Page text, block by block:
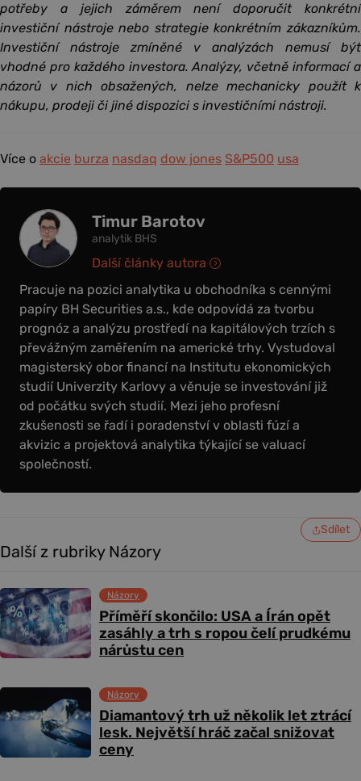
potřeby a jejich záměrem není doporučit konkrétní
investiční nástroje nebo strategie konkrétním zákazníkům.
Investiční nástroje zmíněné v analýzách nemusí být
vhodné pro každého investora. Analýzy, včetně informací a
názorů v nich obsažených, nelze mechanicky použít k
nákupu, prodeji či jiné dispozici s investičními nástroji.
Více o akcie burza nasdaq dow jones S&P500 usa
Timur Barotov
analytik BHS
Pracuje na pozici analytika u obchodníka s cennými
papíry BH Securities a.s., kde odpovídá za tvorbu
prognóz a analýzu prostředí na kapitálových trzích s
převážným zaměřením na americké trhy. Vystudoval
magisterský obor financí na Institutu ekonomických
studií Univerzity Karlovy a věnuje se investování již
od počátku svých studií. Mezi jeho profesní
zkušenosti se řadí i poradenství v oblasti fúzí a
akvizic a projektová analytika týkající se valuací
společností.
Další články autora
Sdílet
Další z rubriky Názory
Příměří skončilo: USA a Írán opět
zasáhly a trh s ropou čelí prudkému
nárůstu cen
Názory
Diamantový trh už několik let ztrácí
lesk. Největší hráč začal snižovat
ceny
Názory